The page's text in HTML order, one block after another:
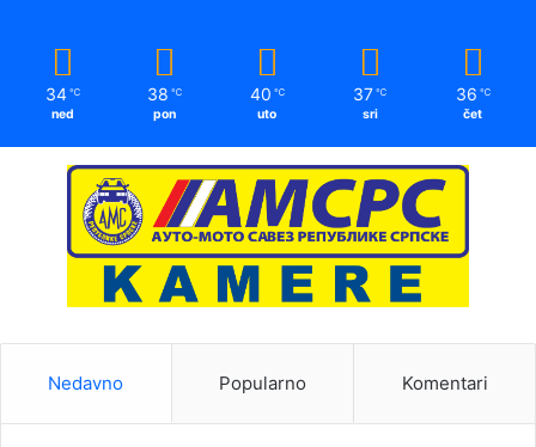
34 ℃
ned
38 ℃
pon
40 ℃
uto
37 ℃
sri
36 ℃
čet
Nedavno Popularno Komentari